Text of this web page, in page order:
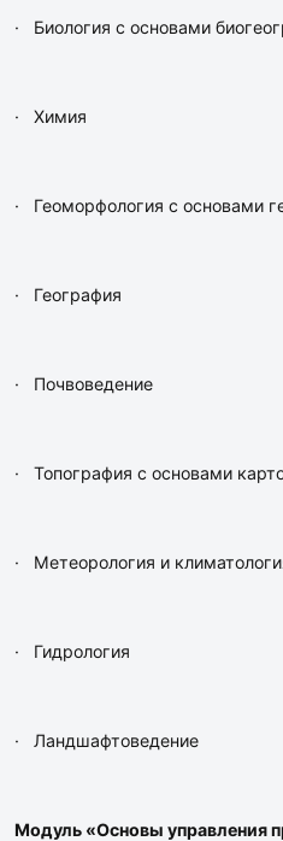
· Биология с основами
· Химия
· Геоморфология с основами
· География
· Почвоведение
· Топография с основами
· Метеорология и
· Гидрология
· Ландшафтоведение
Модуль «Основы управления